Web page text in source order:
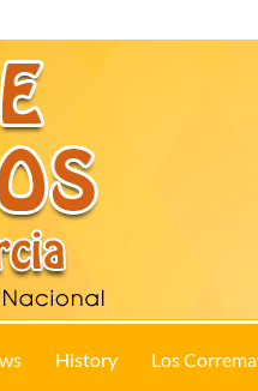
History Los